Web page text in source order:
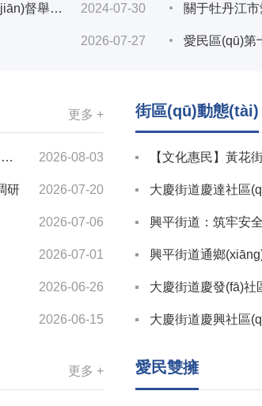
舉報電話 2024-07-30 關于牡丹江市愛民
2026-07-27 愛民區(qū)第
更多 +
2026-08-03
研 2026-07-20
2026-07-06
2026-07-01
2026-06-26
2026-06-15
街區(qū)動態(tài)
【文化惠民】黃花
大慶街道慶達社區
興平街道：筑牢安
興平街道通鄉
大慶街道慶發(fā)社
大慶街道慶興社區
更多 + 愛民雙擁